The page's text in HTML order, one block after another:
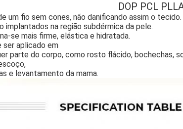
DOP PCL
um fio sem cones, não danificando assim o tecido.
implantados na região subdérmica da pele.
se mais firme, elástica e hidratada.
ser aplicado em
parte do corpo, como rosto flácido, bochechas,
e levantamento da mama.